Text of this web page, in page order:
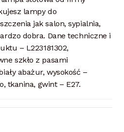
lampy do
jak salon, sypialnia,
dobra. Dane techniczne i
– L223181302,
szkło z pasami
abażur, wysokość –
tkanina, gwint – E27.